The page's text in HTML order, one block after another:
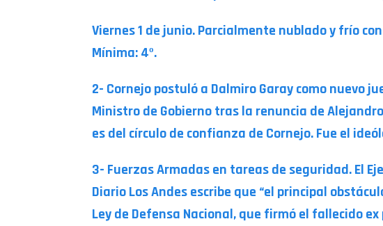
Viernes 1 de junio. Parcialmente nublado y frío
Mínima: 4º.
2- Cornejo postuló a Dalmiro Garay como nuevo
Ministro de Gobierno tras la renuncia de
es del círculo de confianza de Cornejo. Fue el
3- Fuerzas Armadas en tareas de seguridad. El
Diario Los Andes escribe que “el principal
Ley de Defensa Nacional, que firmó el fallecido